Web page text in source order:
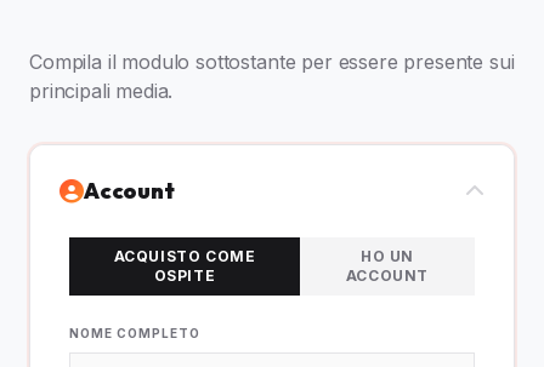
Compila il modulo sottostante per essere presente sui
principali media.
Account
ACQUISTO COME
OSPITE
HO UN
ACCOUNT
NOME COMPLETO